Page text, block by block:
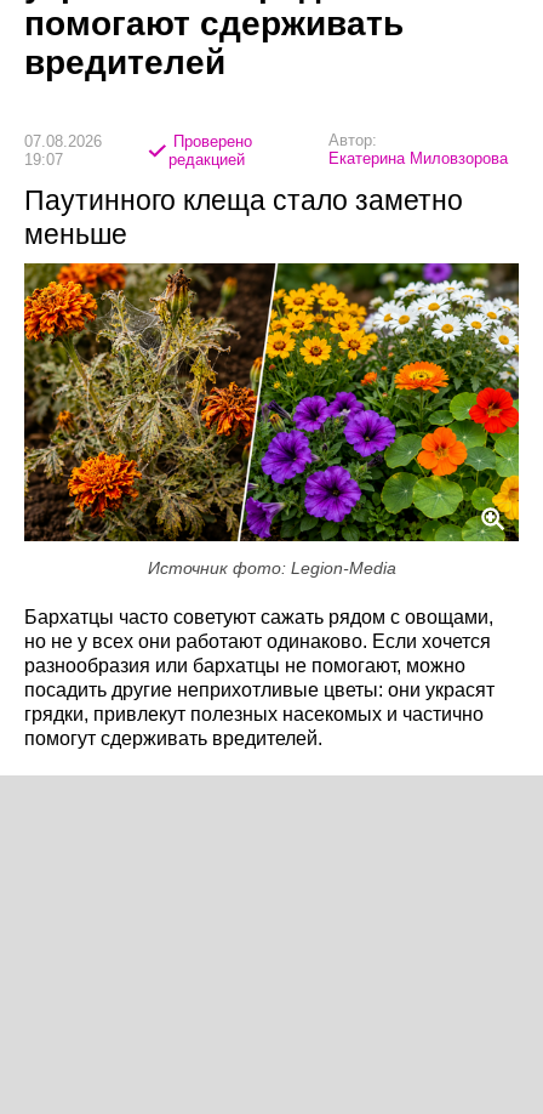
помогают сдерживать
вредителей
07.08.2026
19:07
Проверено
редакцией
Автор:
Екатерина Миловзорова
Паутинного клеща стало заметно
меньше
Источник фото: Legion-Media
Бархатцы часто советуют сажать рядом с овощами,
но не у всех они работают одинаково. Если хочется
разнообразия или бархатцы не помогают, можно
посадить другие неприхотливые цветы: они украсят
грядки, привлекут полезных насекомых и частично
помогут сдерживать вредителей.